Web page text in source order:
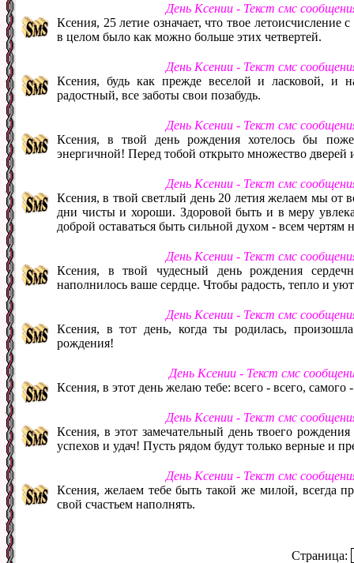
День Ксении - Текст смс
Ксения, 25 летие означает, что твое
в целом было как можно больше этих четвертей.
День Ксении - Текст смс
Ксения, будь как прежде веселой и ласковой, и
радостный, все заботы свои позабудь.
День Ксении - Текст смс
Ксения, в твой день рождения хотелось бы
энергичной! Перед тобой открыто множество дверей
День Ксении - Текст смс
Ксения, в твой светлый день 20 летия желаем мы от
дни чисты и хороши. Здоровой быть и в меру
доброй оставаться быть сильной духом - всем чертям
День Ксении - Текст смс
Ксения, в твой чудесный день рождения
наполнилось ваше сердце. Чтобы радость, тепло и
День Ксении - Текст смс
Ксения, в тот день, когда ты родилась,
рождения!
День Ксении - Текст смс
Ксения, в этот день желаю тебе: всего - всего,
День Ксении - Текст смс
Ксения, в этот замечательный день твоего
успехов и удач! Пусть рядом будут только верные и
День Ксении - Текст смс
Ксения, желаем тебе быть такой же милой, всегда
свой счастьем наполнять.
Страница: